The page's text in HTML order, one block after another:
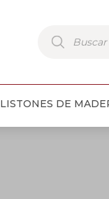
productos
LISTONES DE